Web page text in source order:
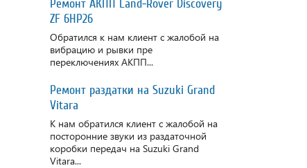
Ремонт АКПП Land-Rover Discovery
ZF 6HP26
Обратился к нам клиент с жалобой на
вибрацию и рывки пре
переключениях АКПП...
Ремонт раздатки на Suzuki Grand
Vitara
К нам обратился клиент с жалобой на
посторонние звуки из раздаточной
коробки передач на Suzuki Grand
Vitara...